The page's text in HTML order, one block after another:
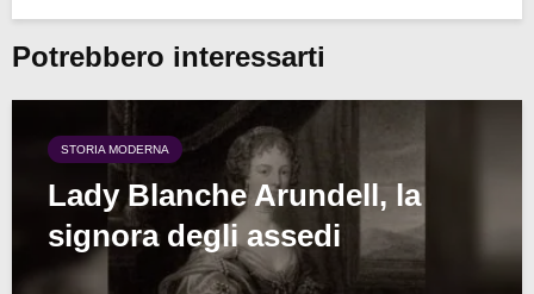
Potrebbero interessarti
STORIA MODERNA
Lady Blanche Arundell, la
signora degli assedi